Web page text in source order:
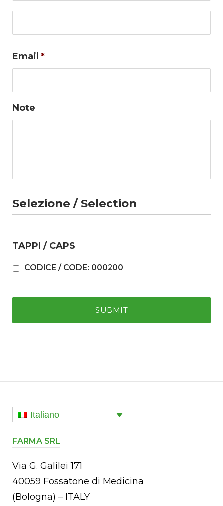
Email *
Note
Selezione / Selection
TAPPI / CAPS
CODICE / CODE: 000200
Italiano
FARMA SRL
Via G. Galilei 171
40059 Fossatone di Medicina
(Bologna) – ITALY